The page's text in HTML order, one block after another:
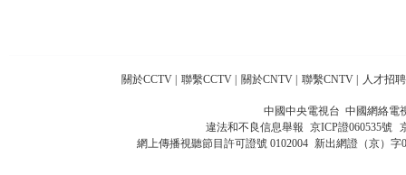
關於CCTV | 聯繫CCTV | 關於CNTV | 聯繫CNTV | 人才招聘
中國中央電視台 中國網絡電
違法和不良信息舉報 京ICP證060535號
網上傳播視聽節目許可證號 0102004 新出網證（京）